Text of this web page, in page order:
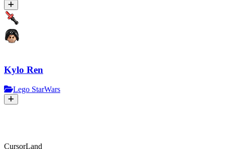
Kylo Ren
Lego StarWars
CursorLand